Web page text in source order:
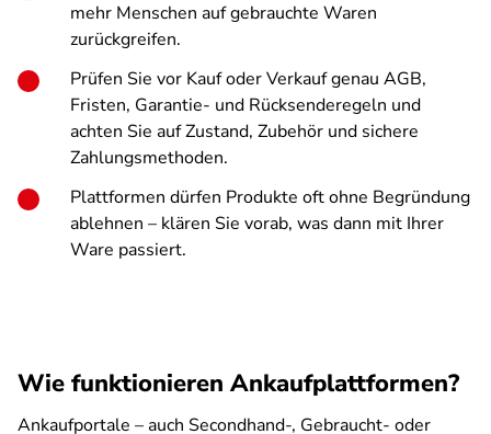
mehr Menschen auf gebrauchte Waren
zurückgreifen.
Prüfen Sie vor Kauf oder Verkauf genau AGB,
Fristen, Garantie- und Rücksenderegeln und
achten Sie auf Zustand, Zubehör und sichere
Zahlungsmethoden.
Plattformen dürfen Produkte oft ohne Begründung
ablehnen – klären Sie vorab, was dann mit Ihrer
Ware passiert.
Wie funktionieren Ankaufplattformen?
Ankaufportale – auch Secondhand-, Gebraucht- oder